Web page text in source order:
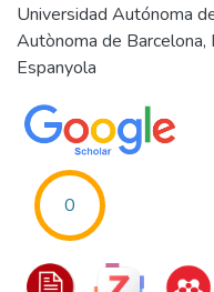
Universidad Autónoma
Autònoma de
Espanyola
0